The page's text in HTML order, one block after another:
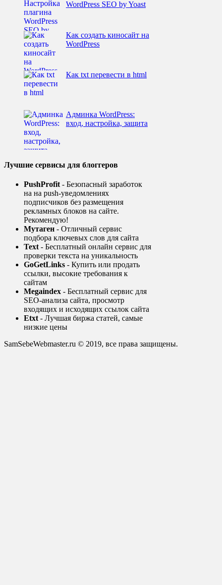
WordPress SEO by Yoast
Как создать киносайт на
WordPress
Как txt перевести в html
Админка WordPress:
вход, настройка, защита
Лучшие сервисы для блоггеров
PushProfit - Безопасный заработок
на на push-уведомлениях
подписчиков без размещения
рекламных блоков на сайте.
Рекомендую!
Мутаген - Отличный сервис
подбора ключевых слов для сайта
Text - Бесплатный онлайн сервис для
проверки текста на уникальность
GoGetLinks - Купить или продать
ссылки, высокие требования к
сайтам
Megaindex - Бесплатный сервис для
SEO-анализа сайта, просмотр
входящих и исходящих ссылок сайта
Etxt - Лучшая биржа статей, самые
низкие цены
SamSebeWebmaster.ru © 2019, все права защищены.